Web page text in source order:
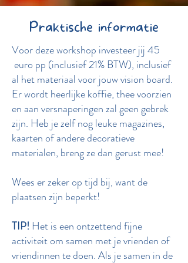
Praktische informatie
Voor deze workshop investeer jij 45
euro pp (inclusief 21% BTW), inclusief
al het materiaal voor jouw vision board.
Er wordt heerlijke koffie, thee voorzien
en aan versnaperingen zal geen gebrek
zijn. Heb je zelf nog leuke magazines,
kaarten of andere decoratieve
materialen, breng ze dan gerust mee!
Wees er zeker op tijd bij, want de
plaatsen zijn beperkt!
TIP! Het is een ontzettend fijne
activiteit om samen met je vrienden of
vriendinnen te doen. Als je samen in de